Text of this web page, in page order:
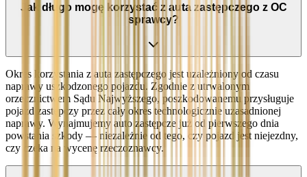
Jak długo mogę korzystać z auta zastępczego z OC
sprawcy?
Okres korzystania z auta zastępczego jest uzależniony od czasu
naprawy uszkodzonego pojazdu. Zgodnie z utrwalonym
orzecznictwem Sądu Najwyższego, poszkodowanemu przysługuje
pojazd zastępczy przez cały okres technologicznie uzasadnionej
naprawy. Wynajmujemy auto zastępcze już od pierwszego dnia
powstania szkody — niezależnie od tego, czy pojazd jest niejezdny,
czy czeka na wycenę rzeczoznawcy.